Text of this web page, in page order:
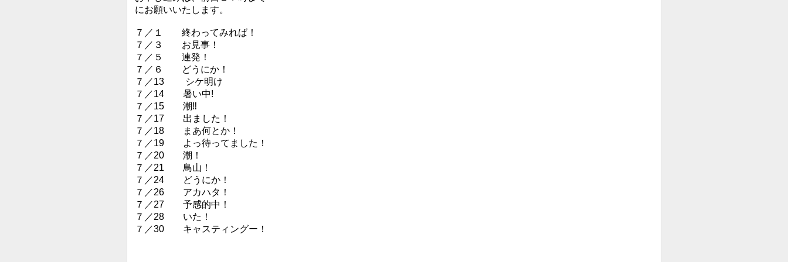
にお願いいたします。
７／１ 終わってみれば！
７／３ お見事！
７／５ 連発！
７／６ どうにか！
７／13 シケ明け
７／14 暑い中!
７／15 潮‼︎
７／17 出ました！
７／18 まあ何とか！
７／19 よっ待ってました！
７／20 潮！
７／21 鳥山！
７／24 どうにか！
７／26 アカハタ！
７／27 予感的中！
７／28 いた！
７／30 キャスティングー！